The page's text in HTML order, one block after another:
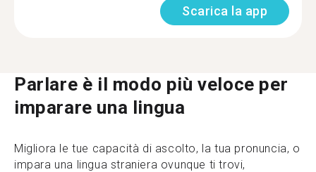
Scarica la app
Parlare è il modo più veloce per
imparare una lingua
Migliora le tue capacità di ascolto, la tua pronuncia, o
impara una lingua straniera ovunque ti trovi,